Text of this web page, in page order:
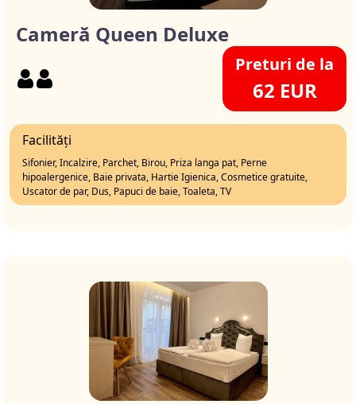
Cameră Queen Deluxe
Preturi de la
62 EUR
Facilități
Sifonier, Incalzire, Parchet, Birou, Priza langa pat, Perne
hipoalergenice, Baie privata, Hartie Igienica, Cosmetice gratuite,
Uscator de par, Dus, Papuci de baie, Toaleta, TV